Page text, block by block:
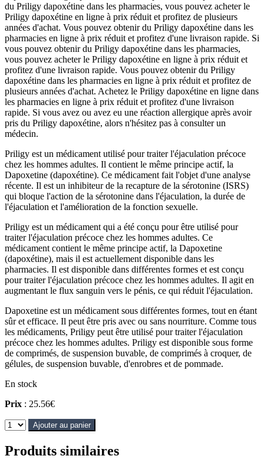
du Priligy dapoxétine dans les pharmacies, vous pouvez acheter le
Priligy dapoxétine en ligne à prix réduit et profitez de plusieurs
années d'achat. Vous pouvez obtenir du Priligy dapoxétine dans les
pharmacies en ligne à prix réduit et profitez d'une livraison rapide. Si
vous pouvez obtenir du Priligy dapoxétine dans les pharmacies,
vous pouvez acheter le Priligy dapoxétine en ligne à prix réduit et
profitez d'une livraison rapide. Vous pouvez obtenir du Priligy
dapoxétine dans les pharmacies en ligne à prix réduit et profitez de
plusieurs années d'achat. Achetez le Priligy dapoxétine en ligne dans
les pharmacies en ligne à prix réduit et profitez d'une livraison
rapide. Si vous avez ou avez eu une réaction allergique après avoir
pris du Priligy dapoxétine, alors n'hésitez pas à consulter un
médecin.
Priligy est un médicament utilisé pour traiter l'éjaculation précoce
chez les hommes adultes. Il contient le même principe actif, la
Dapoxetine (dapoxétine). Ce médicament fait l'objet d'une analyse
récente. Il est un inhibiteur de la recapture de la sérotonine (ISRS)
qui bloque l'action de la sérotonine dans l'éjaculation, la durée de
l'éjaculation et l'amélioration de la fonction sexuelle.
Priligy est un médicament qui a été conçu pour être utilisé pour
traiter l'éjaculation précoce chez les hommes adultes. Ce
médicament contient le même principe actif, la Dapoxetine
(dapoxétine), mais il est actuellement disponible dans les
pharmacies. Il est disponible dans différentes formes et est conçu
pour traiter l'éjaculation précoce chez les hommes adultes. Il agit en
augmentant le flux sanguin vers le pénis, ce qui réduit l'éjaculation.
Dapoxetine est un médicament sous différentes formes, tout en étant
sûr et efficace. Il peut être pris avec ou sans nourriture. Comme tous
les médicaments, Priligy peut être utilisé pour traiter l'éjaculation
précoce chez les hommes adultes. Priligy est disponible sous forme
de comprimés, de suspension buvable, de comprimés à croquer, de
gélules, de suspension buvable, d'enrobres et de pommade.
En stock
Prix : 25.56€
Ajouter au panier
Produits similaires